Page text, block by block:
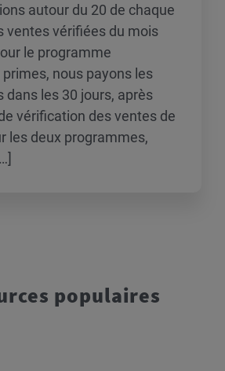
autour du 20 de chaque
ventes vérifiées du mois
le programme
primes, nous payons les
dans les 30 jours, après
vérification des ventes de
les deux programmes,
populaires